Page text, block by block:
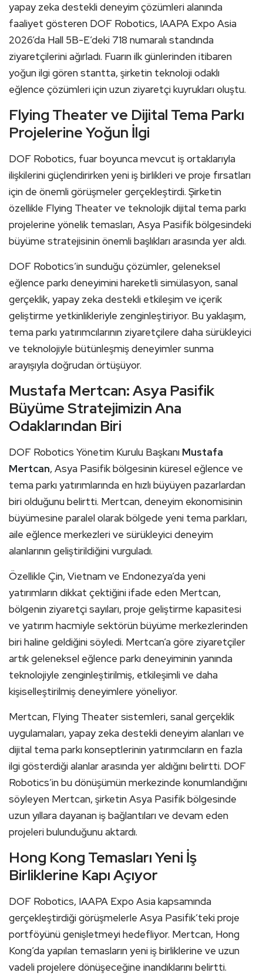
yapay zeka destekli deneyim çözümleri alanında
faaliyet gösteren DOF Robotics, IAAPA Expo Asia
2026’da Hall 5B-E’deki 718 numaralı standında
ziyaretçilerini ağırladı. Fuarın ilk günlerinden itibaren
yoğun ilgi gören stantta, şirketin teknoloji odaklı
eğlence çözümleri için uzun ziyaretçi kuyrukları oluştu.
Flying Theater ve Dijital Tema Parkı
Projelerine Yoğun İlgi
DOF Robotics, fuar boyunca mevcut iş ortaklarıyla
ilişkilerini güçlendirirken yeni iş birlikleri ve proje fırsatları
için de önemli görüşmeler gerçekleştirdi. Şirketin
özellikle Flying Theater ve teknolojik dijital tema parkı
projelerine yönelik temasları, Asya Pasifik bölgesindeki
büyüme stratejisinin önemli başlıkları arasında yer aldı.
DOF Robotics’in sunduğu çözümler, geleneksel
eğlence parkı deneyimini hareketli simülasyon, sanal
gerçeklik, yapay zeka destekli etkileşim ve içerik
geliştirme yetkinlikleriyle zenginleştiriyor. Bu yaklaşım,
tema parkı yatırımcılarının ziyaretçilere daha sürükleyici
ve teknolojiyle bütünleşmiş deneyimler sunma
arayışıyla doğrudan örtüşüyor.
Mustafa Mertcan: Asya Pasifik
Büyüme Stratejimizin Ana
Odaklarından Biri
DOF Robotics Yönetim Kurulu Başkanı Mustafa
Mertcan, Asya Pasifik bölgesinin küresel eğlence ve
tema parkı yatırımlarında en hızlı büyüyen pazarlardan
biri olduğunu belirtti. Mertcan, deneyim ekonomisinin
büyümesine paralel olarak bölgede yeni tema parkları,
aile eğlence merkezleri ve sürükleyici deneyim
alanlarının geliştirildiğini vurguladı.
Özellikle Çin, Vietnam ve Endonezya’da yeni
yatırımların dikkat çektiğini ifade eden Mertcan,
bölgenin ziyaretçi sayıları, proje geliştirme kapasitesi
ve yatırım hacmiyle sektörün büyüme merkezlerinden
biri haline geldiğini söyledi. Mertcan’a göre ziyaretçiler
artık geleneksel eğlence parkı deneyiminin yanında
teknolojiyle zenginleştirilmiş, etkileşimli ve daha
kişiselleştirilmiş deneyimlere yöneliyor.
Mertcan, Flying Theater sistemleri, sanal gerçeklik
uygulamaları, yapay zeka destekli deneyim alanları ve
dijital tema parkı konseptlerinin yatırımcıların en fazla
ilgi gösterdiği alanlar arasında yer aldığını belirtti. DOF
Robotics’in bu dönüşümün merkezinde konumlandığını
söyleyen Mertcan, şirketin Asya Pasifik bölgesinde
uzun yıllara dayanan iş bağlantıları ve devam eden
projeleri bulunduğunu aktardı.
Hong Kong Temasları Yeni İş
Birliklerine Kapı Açıyor
DOF Robotics, IAAPA Expo Asia kapsamında
gerçekleştirdiği görüşmelerle Asya Pasifik’teki proje
portföyünü genişletmeyi hedefliyor. Mertcan, Hong
Kong’da yapılan temasların yeni iş birliklerine ve uzun
vadeli projelere dönüşeceğine inandıklarını belirtti.